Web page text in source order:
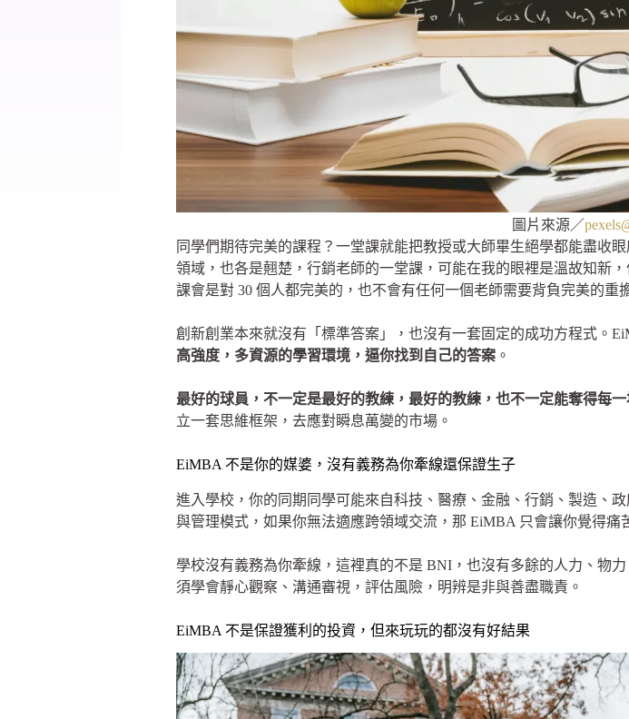
圖片來源／
同學們期待完美的課程？一堂課就能把教授或大師畢生絕學都能盡收
領域，也各是翹楚，行銷老師的一堂課，可能在我的眼裡是溫故知新
課會是對 30 個人都完美的，也不會有任何一個老師需要背負完美的重
創新創業本來就沒有「標準答案」，也沒有一套固定的成功方程式。
高強度，多資源的學習環境，逼你找到自己的答案 。
最好的球員，不一定是最好的教練，最好的教練，也不一定能奪得每一
立一套思維框架，去應對瞬息萬變的市場。
EiMBA 不是你的媒婆，沒有義務為你牽線還保證生子
進入學校，你的同期同學可能來自科技、醫療、金融、行銷、製造、
與管理模式，如果你無法適應跨領域交流，那 EiMBA 只會讓你覺得痛
學校沒有義務為你牽線，這裡真的不是 BNI，也沒有多餘的人力、物
須學會靜心觀察、溝通審視，評估風險，明辨是非與善盡職責。
EiMBA 不是保證獲利的投資，但來玩玩的都沒有好結果